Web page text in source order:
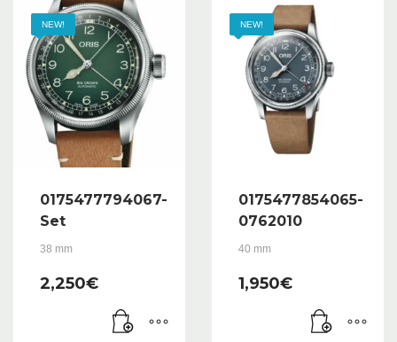
NEW!
0175477794067-
Set
38 mm
2,250€
NEW!
0175477854065-
0762010
40 mm
1,950€